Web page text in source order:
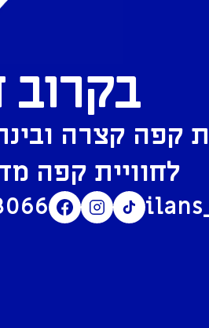
בקרוב
קפה קצרה
לחוויית קפה